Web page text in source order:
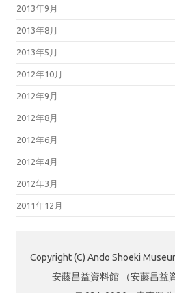
2013年9月
2013年8月
2013年5月
2012年10月
2012年9月
2012年8月
2012年6月
2012年4月
2012年3月
2011年12月
Copyright (C) Ando Shoeki
安藤昌益資料館 （安藤昌益